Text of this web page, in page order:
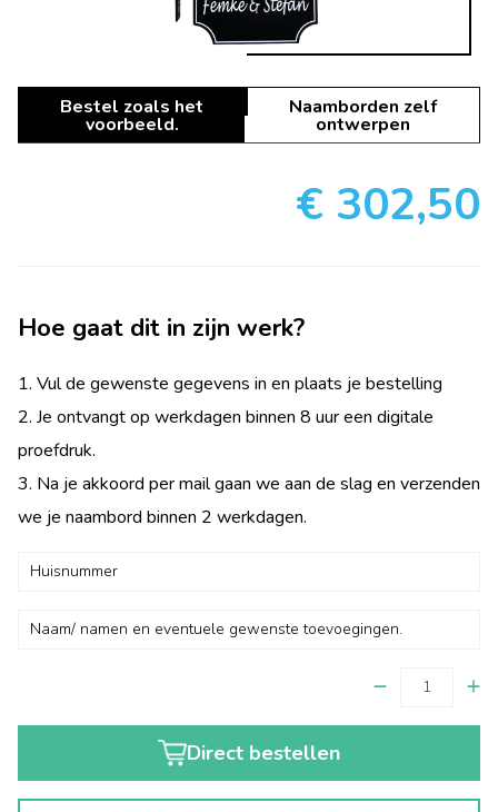
Bestel zoals het
voorbeeld.
Naamborden zelf
ontwerpen
€ 302,50
Hoe gaat dit in zijn werk?
1. Vul de gewenste gegevens in en plaats je bestelling
2. Je ontvangt op werkdagen binnen 8 uur een digitale
proefdruk.
3. Na je akkoord per mail gaan we aan de slag en verzenden
we je naambord binnen 2 werkdagen.
Direct bestellen